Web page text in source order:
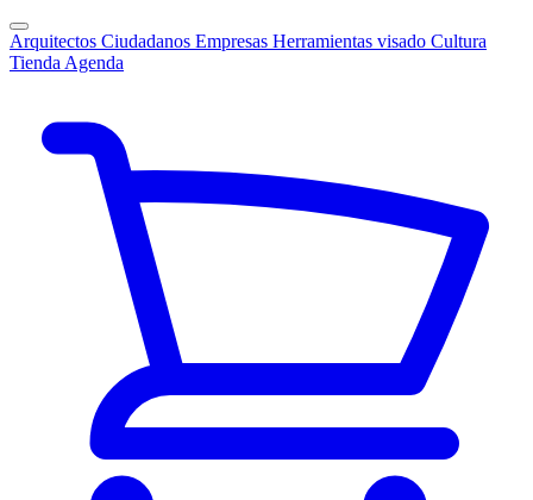
Arquitectos Ciudadanos Empresas Herramientas visado Cultura
Tienda Agenda